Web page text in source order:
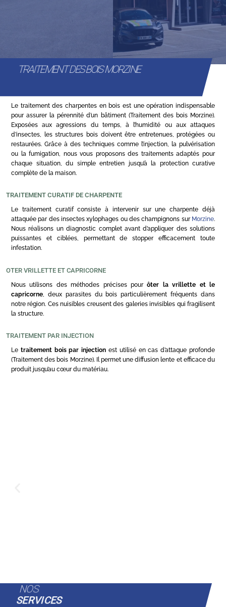
TRAITEMENT DES BOIS MORZINE
Le traitement des charpentes en bois est une opération indispensable
pour assurer la pérennité d’un bâtiment (Traitement des bois Morzine).
Exposées aux agressions du temps, à l’humidité ou aux attaques
d’insectes, les structures bois doivent être entretenues, protégées ou
restaurées. Grâce à des techniques comme l’injection, la pulvérisation
ou la fumigation, nous vous proposons des traitements adaptés pour
chaque situation, du simple entretien jusqu’à la protection curative
complète de la maison.
TRAITEMENT CURATIF DE CHARPENTE
Le traitement curatif consiste à intervenir sur une charpente déjà
attaquée par des insectes xylophages ou des champignons sur Morzine.
Nous réalisons un diagnostic complet avant d’appliquer des solutions
puissantes et ciblées, permettant de stopper efficacement toute
infestation.
OTER VRILLETTE ET CAPRICORNE
Nous utilisons des méthodes précises pourôter la vrillette et le
capricorne , deux parasites du bois particulièrement fréquents dans
notre région. Ces nuisibles creusent des galeries invisibles qui fragilisent
la structure.
TRAITEMENT PAR INJECTION
Le traitement bois par injection est utilisé en cas d’attaque profonde
(Traitement des bois Morzine). Il permet une diffusion lente et efficace du
produit jusqu’au cœur du matériau.
NOS
SERVICES